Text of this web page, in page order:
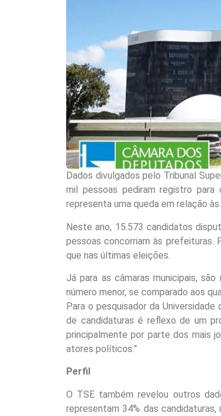
Dados divulgados pelo Tribunal
mil pessoas pediram registro
representa uma queda em relação
Neste ano, 15.573 candidatos
pessoas concorriam às prefeituras.
que nas últimas eleições.
Já para as câmaras municipais,
número menor, se comparado aos
Para o pesquisador da
de candidaturas é reflexo de um
principalmente por parte dos mais
atores políticos.”
Perfil
O TSE também revelou outros
representam 34% das